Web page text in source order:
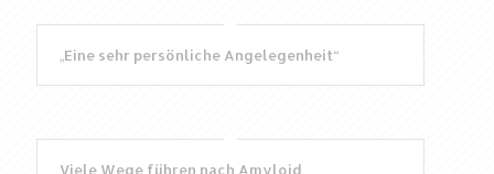
„Eine sehr persönliche Angelegenheit“
Viele Wege führen nach Amyloid